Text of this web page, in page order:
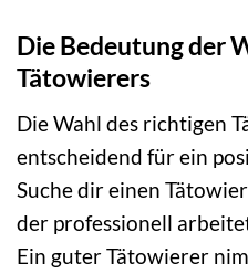
Die Bedeutung der
Tätowierers
Die Wahl des richtigen
entscheidend für ein
Suche dir einen
der professionell
Ein guter Tätowierer